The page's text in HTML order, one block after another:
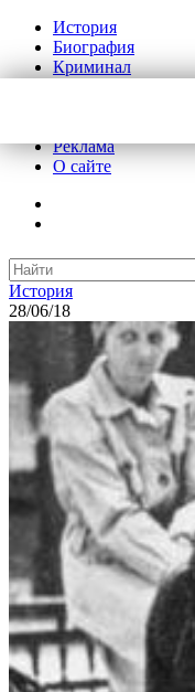
История
Биография
Криминал
Реклама
О сайте
История
28/06/18